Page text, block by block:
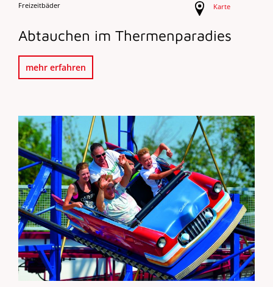
Freizeitbäder Karte
Abtauchen im Thermenparadies
mehr erfahren